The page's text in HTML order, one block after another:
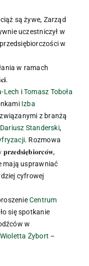
są żywe, Zarząd
uczestniczył w
w
w ramach
Lech iTomasz Toboła
Izba
związanymi z branżą
Dariusz Standerski,
. Rozmowa
mają usprawniać
cyfrowej
Centrum
się spotkanie
w
Wioletta Żybort –